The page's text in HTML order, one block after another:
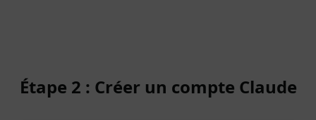
Étape 2 : Créer un compte Claude